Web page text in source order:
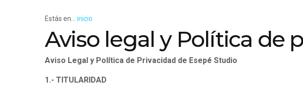
Estás en... inicio
Aviso legal y Política de
Aviso Legal y Política de Privacidad de Esepé Studio
1.- TITULARIDAD